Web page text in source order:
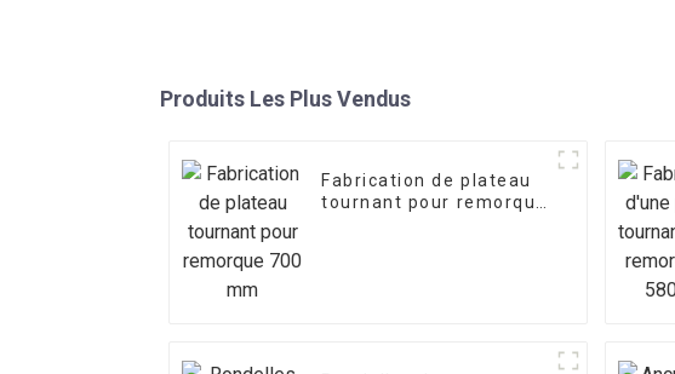
Produits Les Plus Vendus
Fabrication de plateau
tournant pour remorque